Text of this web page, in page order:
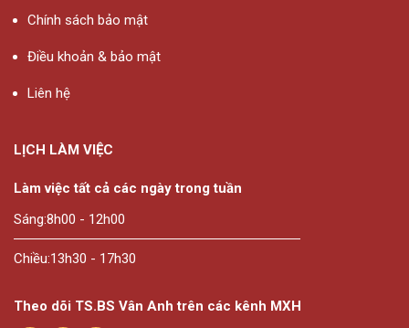
Chính sách bảo mật
Điều khoản & bảo mật
Liên hệ
LỊCH LÀM VIỆC
Làm việc tất cả các ngày trong tuần
Sáng:8h00 - 12h00
Chiều:13h30 - 17h30
Theo dõi TS.BS Vân Anh trên các kênh MXH